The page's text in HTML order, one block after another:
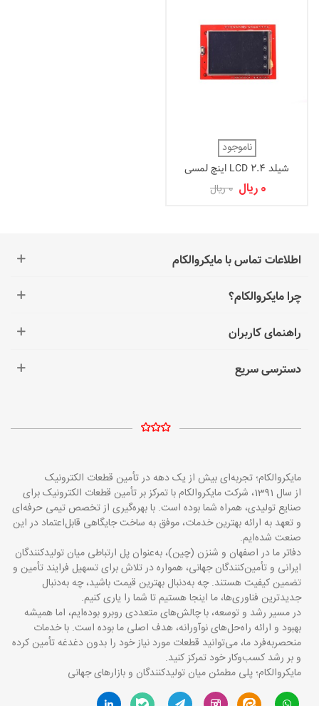
ناموجود
شیلد LCD 2.4 اینچ لمسی
Mega 2560 0 ریال 0 ریال
اطلاعات تماس با مایکروالکام
چرا مایکروالکام؟
راهنمای کاربران
دسترسی سریع
مایکروالکام؛ تجربه‌ای بیش از یک دهه در تأمین قطعات الکترونیک
از سال 1391، شرکت مایکروالکام با تمرکز بر تأمین قطعات الکترونیک برای
صنایع تولیدی، همراه شما بوده است. با بهره‌گیری از تخصص تیمی حرفه‌ای
و تعهد به ارائه بهترین خدمات، موفق به ساخت جایگاهی قابل‌اعتماد در این
صنعت شده‌ایم.
دفاتر ما در اصفهان و شنزن (چین)، به‌عنوان پل ارتباطی میان تولیدکنندگان
ایرانی و تأمین‌کنندگان جهانی، همواره در تلاش برای تسهیل فرایند تأمین و
تضمین کیفیت هستند. چه به‌دنبال بهترین قیمت باشید، چه به‌دنبال
جدیدترین فناوری‌ها، ما اینجا هستیم تا شما را یاری کنیم.
در مسیر رشد و توسعه، با چالش‌های متعددی روبرو بوده‌ایم، اما همیشه
بهبود و ارائه راه‌حل‌های نوآورانه، هدف اصلی ما بوده است. با خدمات
منحصربه‌فرد ما، می‌توانید قطعات مورد نیاز خود را بدون دغدغه تأمین کرده
و بر رشد کسب‌وکار خود تمرکز کنید.
مایکروالکام؛ پلی مطمئن میان تولیدکنندگان و بازارهای جهانی